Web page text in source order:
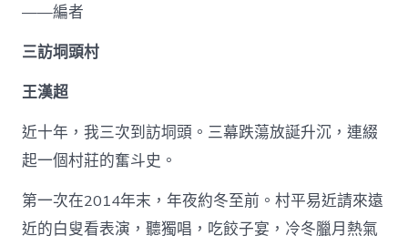
包
養
中
——編者
三訪垌頭村
王漢超
近十年，我三次到訪垌頭。三幕跌蕩放誕升沉，連綴
起一個村莊的奮斗史。
第一次在2014年末，年夜約冬至前。村平易近請來遠
近的白叟看表演，聽獨唱，吃餃子宴，冷冬臘月熱氣